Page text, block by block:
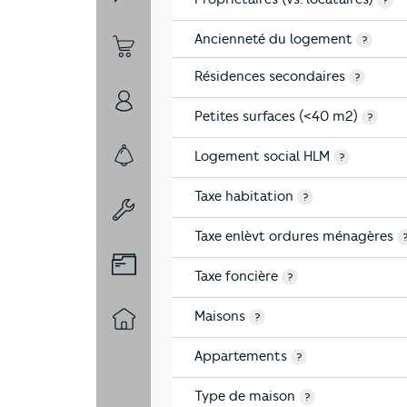
5-Commerces
6-Politique
7-Sécurité
8-Chauffage
9-Diagnostic risques
10-Logement
Ancienneté du logement ?
Résidences secondaires ?
Petites surfaces (<40 m2) ?
Logement social HLM ?
Taxe habitation ?
Taxe enlèvt ordures ménagères ?
Taxe foncière ?
Maisons ?
Appartements ?
Type de maison ?